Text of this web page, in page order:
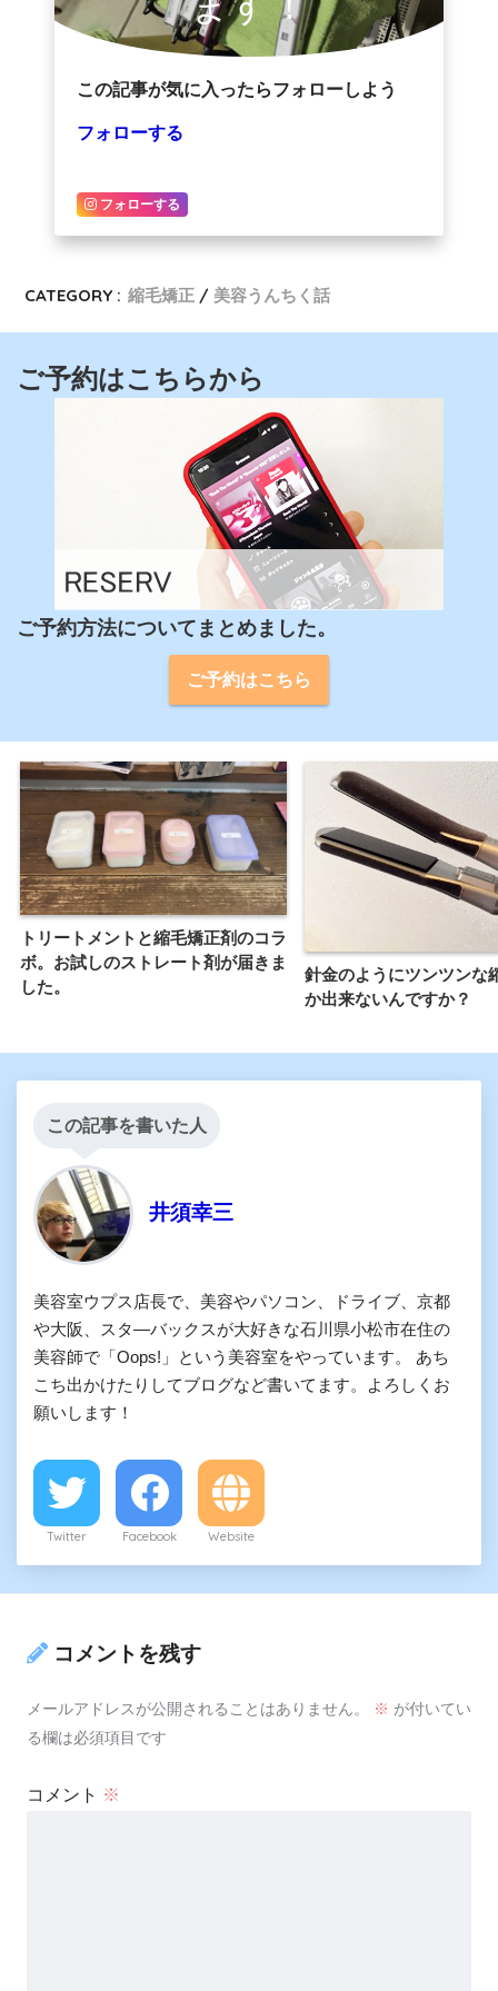
この記事が気に入ったらフォローしよう
フォローする
フォローする
CATEGORY : 縮毛矯正 美容うんちく話
ご予約はこちらから
ご予約方法についてまとめました。
ご予約はこちら
トリートメントと縮毛矯正剤のコラ
ボ。お試しのストレート剤が届きま
した。
針金のようにツンツンな
か出来ないんですか？
この記事を書いた人
井須幸三
美容室ウプス店長で、美容やパソコン、ドライブ、京都
や大阪、スタ―バックスが大好きな石川県小松市在住の
美容師で「Oops!」という美容室をやっています。 あち
こち出かけたりしてブログなど書いてます。よろしくお
願いします！
Twitter Facebook Website
コメントを残す
メールアドレスが公開されることはありません。 ※ が付いてい
る欄は必須項目です
コメント ※